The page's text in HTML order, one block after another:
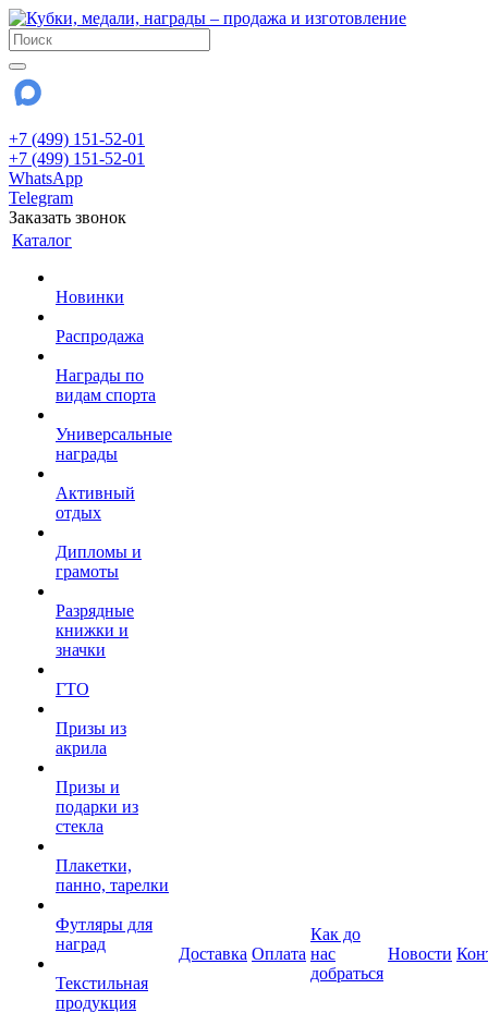
+7 (499) 151-52-01
+7 (499) 151-52-01
WhatsApp
Telegram
Заказать звонок
Каталог
Новинки
Распродажа
Награды по
видам спорта
Универсальные
награды
Активный
отдых
Дипломы и
грамоты
Разрядные
книжки и
значки
ГТО
Призы из
акрила
Призы и
подарки из
стекла
Плакетки,
панно, тарелки
Футляры для
наград
Текстильная
продукция
Доставка Оплата
Как до
нас
добраться
Новости